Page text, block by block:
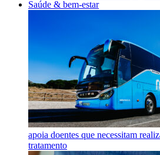
Saúde & bem-estar
apoia doentes que necessitam
tratamento